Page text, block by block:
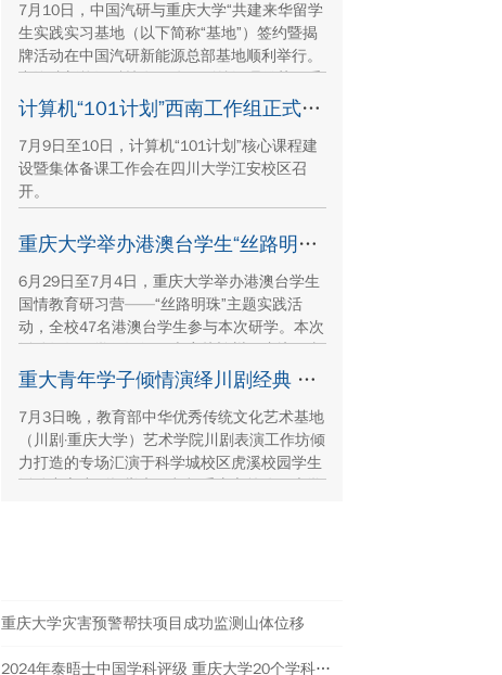
建单位代表现场参与封顶仪式。
7月10日，中国汽研与重庆大学“共建来华留学
生实践实习基地（以下简称“基地”）签约暨揭
牌活动在中国汽研新能源总部基地顺利举行。
中汽院新能源科技有限公司副总经理傅菊、重
庆大学国际合作与交流处处长兼留学生事务管
理中心主任阳春出席活动，双方相关职能负责
人、教师代表及来华留学生代表共同参与。
计算机“101计划”西南工作组正式成立
7月9日至10日，计算机“101计划”核心课程建
设暨集体备课工作会在四川大学江安校区召
开。
重庆大学举办港澳台学生“丝路明珠”国情教育研习营
6月29日至7月4日，重庆大学举办港澳台学生
国情教育研习营——“丝路明珠”主题实践活
动，全校47名港澳台学生参与本次研学。本次
活动组织同学们沿河西走廊赴兰州、张掖、嘉
峪关、敦煌多地实地走访，深入了解国家在丝
路文明传承、世界文化遗产保护、西北地质生
态治理等方面的建设成就与发展路径。
重大青年学子倾情演绎川剧经典 让传统文化在校园“活”起来
7月3日晚，教育部中华优秀传统文化艺术基地
（川剧·重庆大学）艺术学院川剧表演工作坊倾
力打造的专场汇演于科学城校区虎溪校园学生
活动中心小剧场举办，紧扣重庆市第八届大学
重庆大学灾害预警帮扶项目成功监测山体位移
2024年泰晤士中国学科评级 重庆大学20个学科评为A类